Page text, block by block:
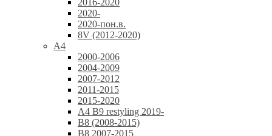
2016-2020
2020-
2020-пон.в.
8V (2012-2020)
A4
2000-2006
2004-2009
2007-2012
2011-2015
2015-2020
A4 B9 restyling 2019-
B8 (2008-2015)
B8 2007-2015